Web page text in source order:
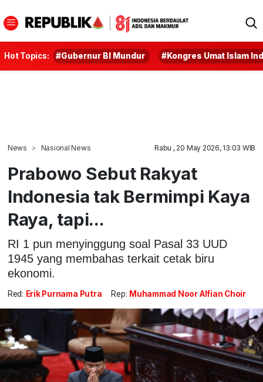
Hot Topics: #Gubernur BI Mundur #Kongres Umat Islam
News Nasional News Rabu , 20 May 2026, 13:03 WIB
Prabowo Sebut Rakyat
Indonesia tak Bermimpi Kaya
Raya, tapi...
RI 1 pun menyinggung soal Pasal 33 UUD
1945 yang membahas terkait cetak biru
ekonomi.
Red: Erik Purnama Putra Rep: Muhammad Noor Alfian Choir